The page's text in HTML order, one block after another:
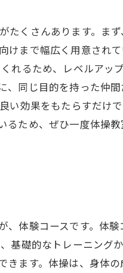
たくさんあります。ま
けまで幅広く用意され
れるため、レベルアッ
、同じ目的を持った仲
い効果をもたらすだけ
るため、ぜひ一度体操
体験コースです。体験
基礎的なトレーニング
きます。体操は、身体